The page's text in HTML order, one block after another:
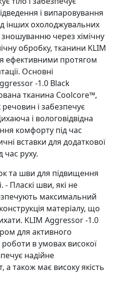
і випаровування
інших охолоджувальних
через хімічну
обробку, тканини KLIM
ефективними протягом
Основні
-1.0 Black
тканина Coolcore™,
речовин і забезпечує
і вологовідвідна
комфорту під час
вставки для додаткової
час руху.
та шви для підвищення
- Пласкі шви, які не
максимальний
матеріалу, що
KLIM Aggressor -1.0
для активного
в умовах високої
надійне
також має високу якість